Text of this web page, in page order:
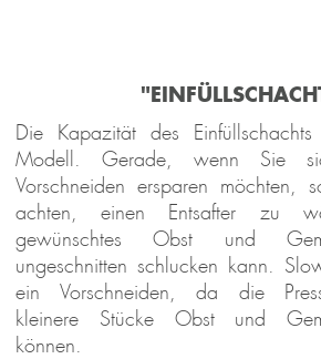
Die Kapazität des
Modell. Gerade, wenn Sie
Vorschneiden ersparen möchten,
achten, einen Entsafter zu
gewünschtes Obst und
ungeschnitten schlucken kann.
ein Vorschneiden, da die
kleinere Stücke Obst und
können.